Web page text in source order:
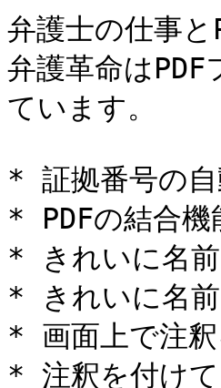
弁護士の仕事
弁護革命は
ています。
* 証拠番号の
* PDFの結合機
* きれいに名
* きれいに名
* 画面上で注釈
* 注釈を付け